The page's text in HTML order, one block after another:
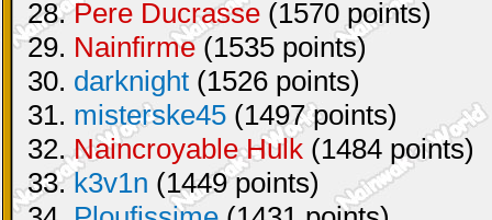
28.Pere Ducrasse (1570 points)
29. Nainfirme(1535 points)
30. darknight (1526 points)
31. misterske45 (1497 points)
32.Naincroyable Hulk (1484 points)
33.k3v1n (1449 points)